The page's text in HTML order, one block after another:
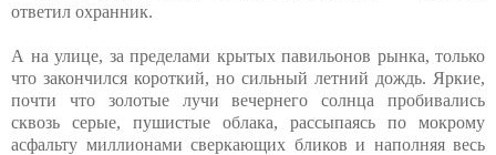
ответил охранник.
А на улице, за пределами крытых павильонов рынка, только
что закончился короткий, но сильный летний дождь. Яркие,
почти что золотые лучи вечернего солнца пробивались
сквозь серые, пушистые облака, рассыпаясь по мокрому
асфальту миллионами сверкающих бликов и наполняя весь